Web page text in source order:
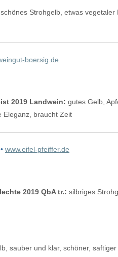
Strohgelb, etwas vegetaler
boersig.de
2019 Landwein: gutes Gelb,
Eleganz, braucht Zeit
www.eifel-pfeiffer.de
2019 QbA tr.: silbriges
sauber und klar, schöner,